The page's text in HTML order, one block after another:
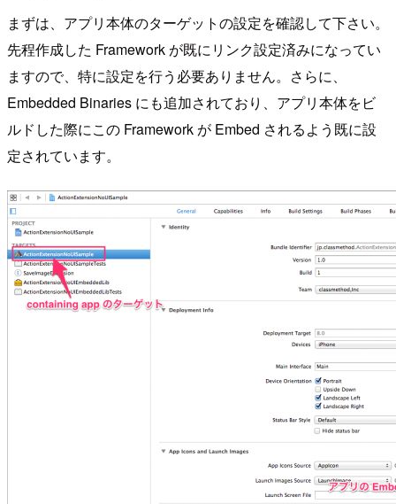
まずは、アプリ本体のターゲットの設定を確認して下さい。
先程作成した Framework が既にリンク設定済みになってい
ますので、特に設定を行う必要ありません。さらに、
Embedded Binaries にも追加されており、アプリ本体をビ
ルドした際にこの Framework が Embed されるよう既に設
定されています。